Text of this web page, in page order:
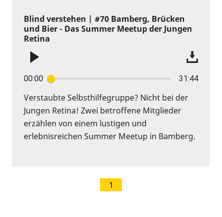
Blind verstehen | #70 Bamberg, Brücken
und Bier - Das Summer Meetup der Jungen
Retina
00:00 31:44
Verstaubte Selbsthilfegruppe? Nicht bei der
Jungen Retina! Zwei betroffene Mitglieder
erzählen von einem lustigen und
erlebnisreichen Summer Meetup in Bamberg.
1